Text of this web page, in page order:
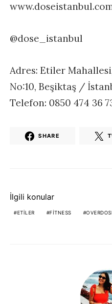
@dose_istanbul
Adres: Etiler
No:10, Beşiktaş /
Telefon: 0850 474 36
SHARE
İlgili konular
ETILER FITNESS